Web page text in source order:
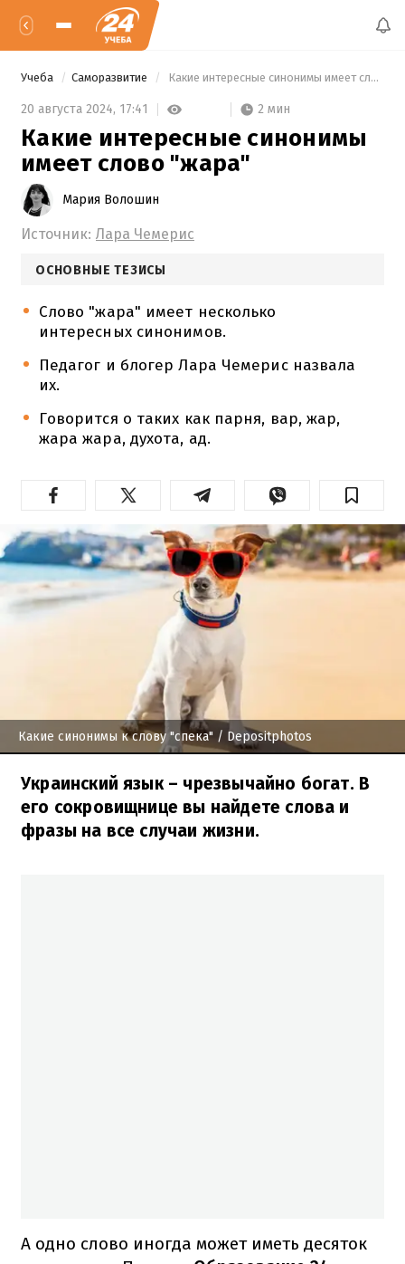
Учеба Саморазвитие Какие интересные синонимы имеет слово "жара"
20 августа 2024, 17:41 2 мин
Какие интересные синонимы
имеет слово "жара"
Мария Волошин
Источник: Лара Чемерис
ОСНОВНЫЕ ТЕЗИСЫ
Слово "жара" имеет несколько
интересных синонимов.
Педагог и блогер Лара Чемерис назвала
их.
Говорится о таких как парня, вар, жар,
жара жара, духота, ад.
Какие синонимы к слову "спека" / Depositphotos
Украинский язык – чрезвычайно богат. В
его сокровищнице вы найдете слова и
фразы на все случаи жизни.
А одно слово иногда может иметь десяток